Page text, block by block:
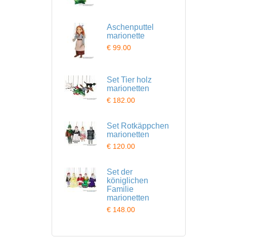
Aschenputtel
marionette
€ 99.00
Set Tier holz
marionetten
€ 182.00
Set Rotkäppchen
marionetten
€ 120.00
Set der
königlichen
Familie
marionetten
€ 148.00